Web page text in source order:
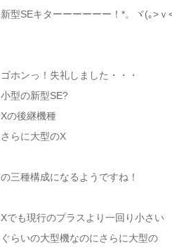
新型SEキターーーーーー！*。ヾ(｡>ｖ<
ゴホンっ！失礼しました・・・
小型の新型SE?
Xの後継機種
さらに大型のX
の三種構成になるようですね！
Xでも現行のプラスより一回り小さい
ぐらいの大型機なのにさらに大型の